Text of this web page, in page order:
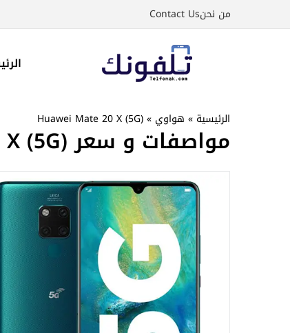
من نحنContact Us
الرئيسية » هواوي »
Huawei Mate 20 X (5G)
مواصفات و سعر Huawei Mate 20 X (5G)